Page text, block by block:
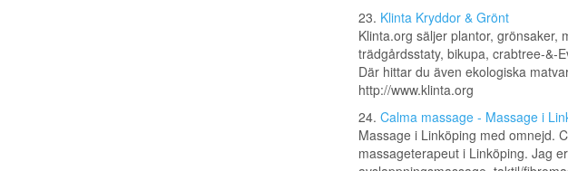
23. Klinta Kryddor & Grönt
Klinta.org säljer plantor, grönsaker,
trädgårdsstaty, bikupa, crabtree-&-
Där hittar du även ekologiska
http://www.klinta.org
24. Calma massage - Massage i
Massage i Linköping med omnejd.
massageterapeut i Linköping. Jag